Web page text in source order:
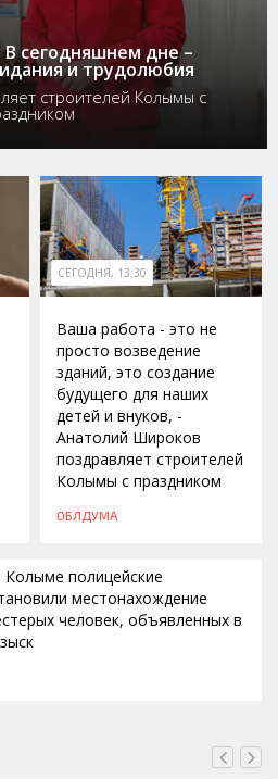
В сегодняшнем дне –
и трудолюбия
строителей Колымы с
СЕГОДНЯ, 13:30
Ваша работа - это не
просто возведение
зданий, это создание
будущего для наших
детей и внуков, -
Анатолий Широков
поздравляет строителей
Колымы с праздником
ОБЛДУМА
Колыме полицейские
местонахождение
человек, объявленных в